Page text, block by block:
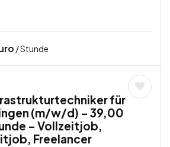
/ Stunde
für
(m/w/d) – 39,00
– Vollzeitjob,
Freelancer